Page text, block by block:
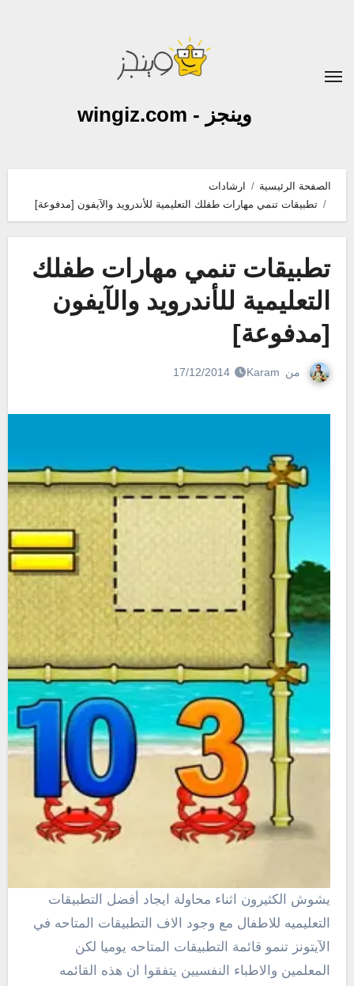
وينجز - wingiz.com
الصفحة الرئيسية
ارشادات
تطبيقات تنمي مهارات طفلك التعليمية للأندرويد والآيفون [مدفوعة]
تطبيقات تنمي مهارات طفلك
التعليمية للأندرويد والآيفون
[مدفوعة]
من Karam
17/12/2014
يشوش الكثيرون اثناء محاولة ايجاد أفضل التطبيقات
التعليميه للاطفال مع وجود الاف التطبيقات المتاحه في
الآيتونز تنمو قائمة التطبيقات المتاحه يوميا لكن
المعلمين والاطباء النفسيين يتفقوا ان هذه القائمه